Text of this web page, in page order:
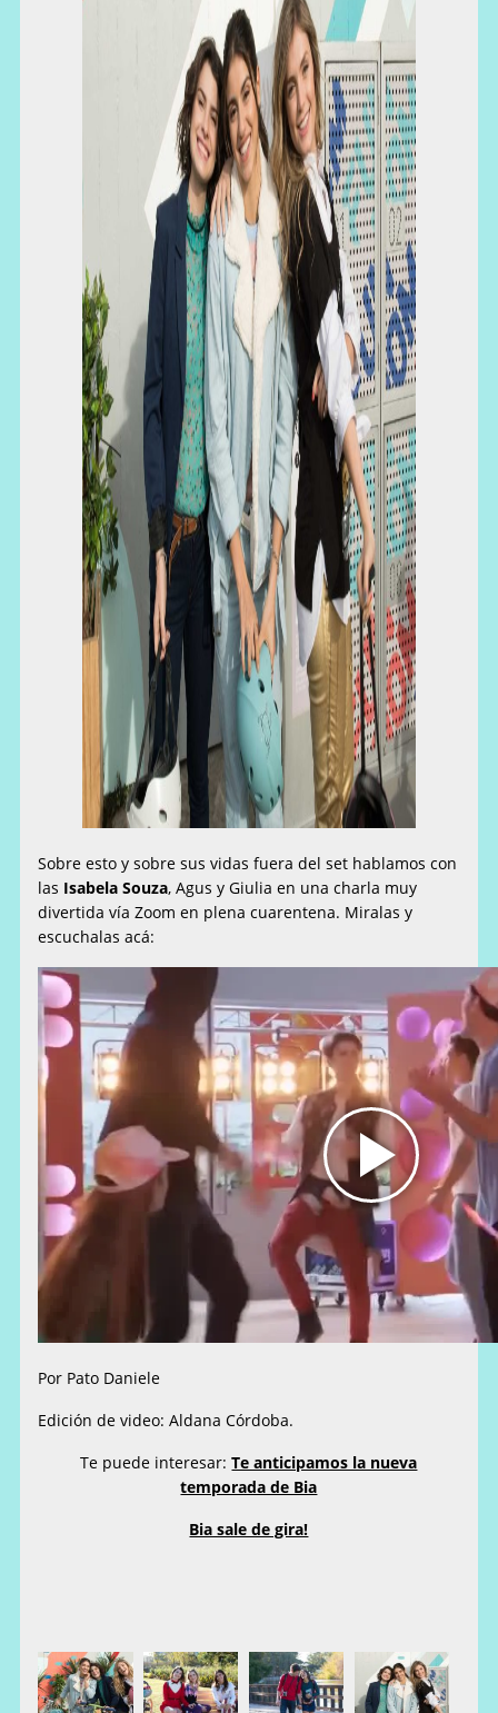
Sobre esto y sobre sus vidas fuera del set hablamos con
las Isabela Souza, Agus y Giulia en una charla muy
divertida vía Zoom en plena cuarentena. Miralas y
escuchalas acá:
Por Pato Daniele
Edición de video: Aldana Córdoba.
Te puede interesar: Te anticipamos la nueva
temporada de Bia
Bia sale de gira!